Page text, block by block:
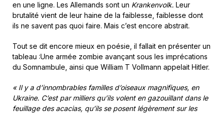
en une ligne. Les Allemands sont un Krankenvolk. Leur
brutalité vient de leur haine de la faiblesse, faiblesse dont
ils ne savent pas quoi faire. Mais c’est encore abstrait.
Tout se dit encore mieux en poésie, il fallait en présenter un
tableau :Une armée zombie avançant sous les imprécations
du Somnambule, ainsi que William T Vollmann appelait Hitler.
« Il y a d’innombrables familles d’oiseaux magnifiques, en
Ukraine. C’est par milliers qu’ils volent en gazouillant dans le
feuillage des acacias, qu’ils se posent légèrement sur les